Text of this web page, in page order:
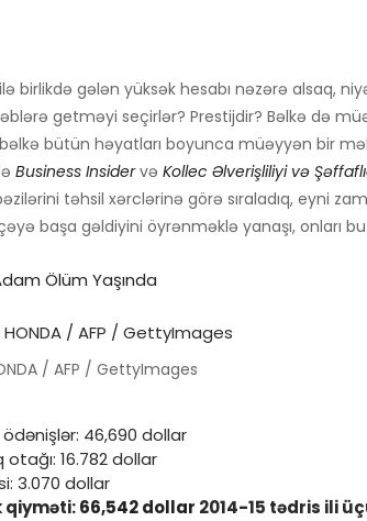
birlikdə gələn yüksək hesabı nəzərə alsaq,
getməyi seçirlər? Prestijdir? Bəlkə də
bütün həyatları boyunca müəyyən bir
Business Insider və Kollec Əlverişliliyi və
təhsil xərclərinə görə sıraladıq, eyni
başa gəldiyini öyrənməklə yanaşı, onları
Ölüm Yaşında
/ AFP / GettyImages
ödənişlər: 46,690 dollar
16.782 dollar
3.070 dollar
qiyməti:66,542 dollar 2014-15 tədris ili